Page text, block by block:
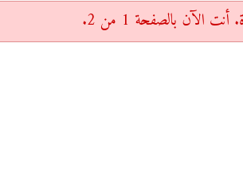
الآن بالصفحة 1 من 2.